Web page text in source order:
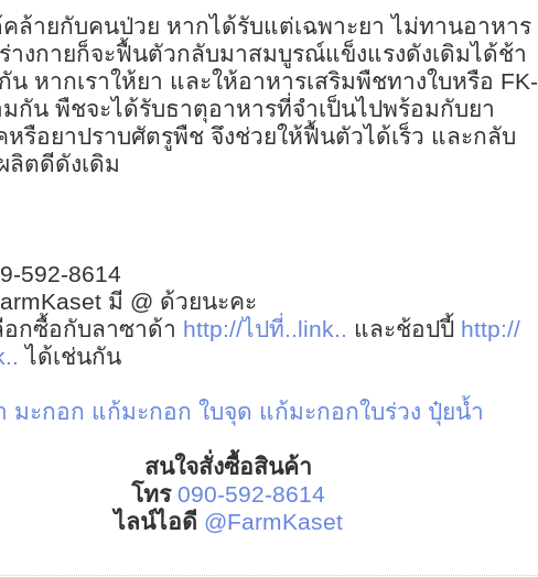
คล้ายกับคนป่วย หากได้รับแต่เฉพาะยา ไม่ทานอาหาร
างกายก็จะฟื้นตัวกลับมาสมบูรณ์แข็งแรงดังเดิมได้ช้า
น หากเราให้ยา และให้อาหารเสริมพืชทางใบหรือ FK-
กัน พืชจะได้รับธาตุอาหารที่จำเป็นไปพร้อมกับยา
หรือยาปราบศัตรูพืช จึงช่วยให้ฟื้นตัวได้เร็ว และกลับ
ลิตดีดังเดิม
592-8614
มี @ ด้วยนะคะ
อกซื้อกับลาซาด้า http://ไปที่..link.. และช้อปปี้ http://
ได้เช่นกัน
มะกอก แก้มะกอก ใบจุด แก้มะกอกใบร่วง ปุ๋ยน้ำ
สนใจสั่งซื้อสินค้า
โทร 090-592-8614
ไลน์ไอดี @FarmKaset